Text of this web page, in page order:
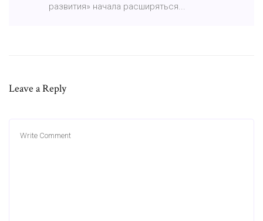
развития» начала расширяться...
Leave a Reply